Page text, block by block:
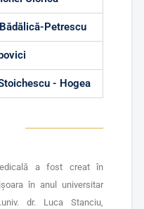
Petrescu
- Hogea
a fost creat în
în anul universitar
dr. Luca Stanciu,